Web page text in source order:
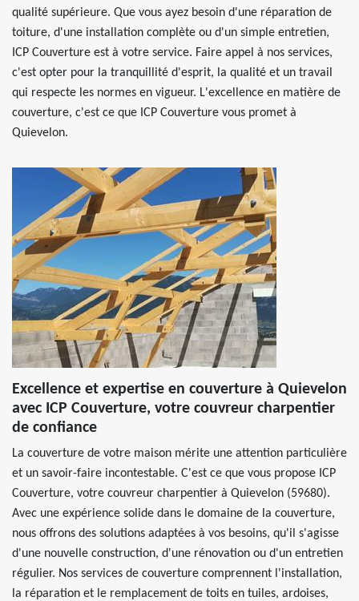
qualité supérieure. Que vous ayez besoin d'une réparation de
toiture, d'une installation complète ou d'un simple entretien,
ICP Couverture est à votre service. Faire appel à nos services,
c'est opter pour la tranquillité d'esprit, la qualité et un travail
qui respecte les normes en vigueur. L'excellence en matière de
couverture, c'est ce que ICP Couverture vous promet à
Quievelon.
Excellence et expertise en couverture à Quievelon
avec ICP Couverture, votre couvreur charpentier
de confiance
La couverture de votre maison mérite une attention particulière
et un savoir-faire incontestable. C'est ce que vous propose ICP
Couverture, votre couvreur charpentier à Quievelon (59680).
Avec une expérience solide dans le domaine de la couverture,
nous offrons des solutions adaptées à vos besoins, qu'il s'agisse
d'une nouvelle construction, d'une rénovation ou d'un entretien
régulier. Nos services de couverture comprennent l'installation,
la réparation et le remplacement de toits en tuiles, ardoises,